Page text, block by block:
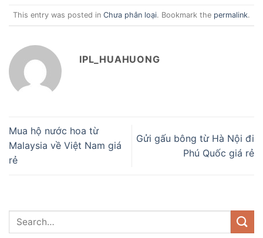
This entry was posted in Chưa phân loại. Bookmark the permalink.
IPL_HUAHUONG
Mua hộ nước hoa từ
Malaysia về Việt Nam giá
rẻ
Gửi gấu bông từ Hà Nội đi
Phú Quốc giá rẻ